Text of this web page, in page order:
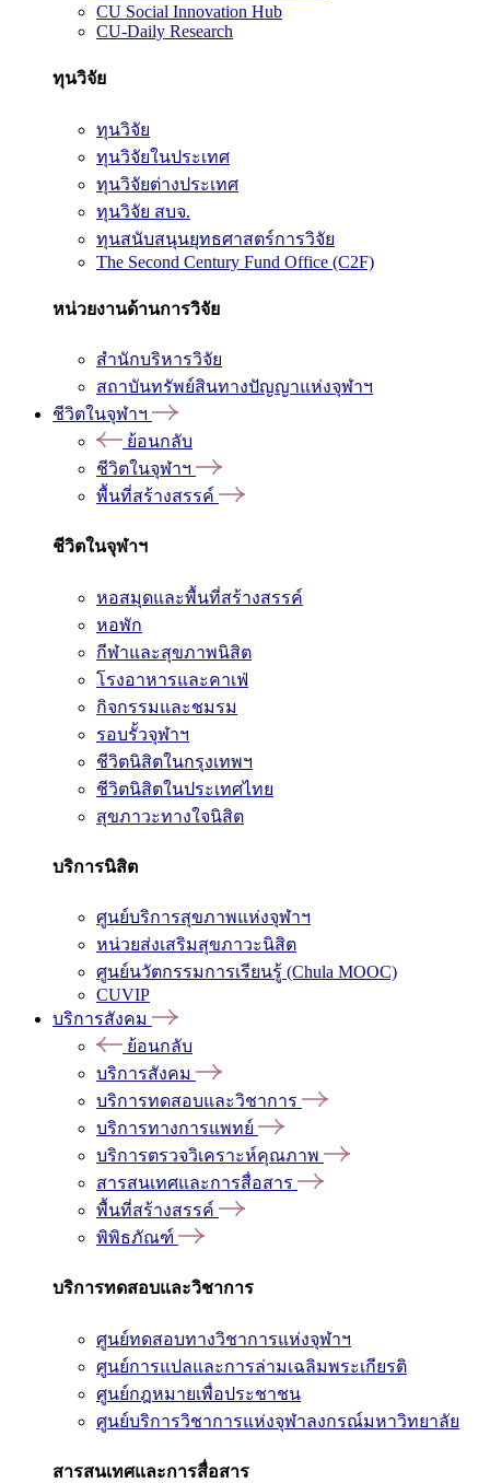
CU Social Innovation Hub
CU-Daily Research
ทุนวิจัย
ทุนวิจัย
ทุนวิจัยในประเทศ
ทุนวิจัยต่างประเทศ
ทุนวิจัย สบจ.
ทุนสนับสนุนยุทธศาสตร์การวิจัย
The Second Century Fund Office (C2F)
หน่วยงานด้านการวิจัย
สำนักบริหารวิจัย
สถาบันทรัพย์สินทางปัญญาแห่งจุฬาฯ
ชีวิตในจุฬาฯ
ย้อนกลับ
ชีวิตในจุฬาฯ
พื้นที่สร้างสรรค์
ชีวิตในจุฬาฯ
หอสมุดและพื้นที่สร้างสรรค์
หอพัก
กีฬาและสุขภาพนิสิต
โรงอาหารและคาเฟ่
กิจกรรมและชมรม
รอบรั้วจุฬาฯ
ชีวิตนิสิตในกรุงเทพฯ
ชีวิตนิสิตในประเทศไทย
สุขภาวะทางใจนิสิต
บริการนิสิต
ศูนย์บริการสุขภาพแห่งจุฬาฯ
หน่วยส่งเสริมสุขภาวะนิสิต
ศูนย์นวัตกรรมการเรียนรู้ (Chula MOOC)
CUVIP
บริการสังคม
ย้อนกลับ
บริการสังคม
บริการทดสอบและวิชาการ
บริการทางการแพทย์
บริการตรวจวิเคราะห์คุณภาพ
สารสนเทศและการสื่อสาร
พื้นที่สร้างสรรค์
พิพิธภัณฑ์
บริการทดสอบและวิชาการ
ศูนย์ทดสอบทางวิชาการแห่งจุฬาฯ
ศูนย์การแปลและการล่ามเฉลิมพระเกียรติ
ศูนย์กฎหมายเพื่อประชาชน
ศูนย์บริการวิชาการแห่งจุฬาลงกรณ์มหาวิทยาลัย
สารสนเทศและการสื่อสาร